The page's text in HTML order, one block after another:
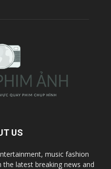
US
music fashion
latest breaking news and